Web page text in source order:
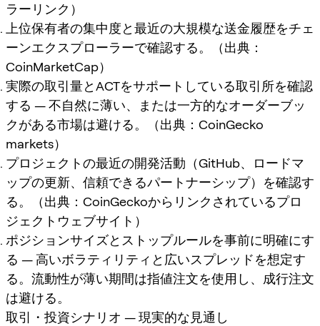
ラーリンク）
上位保有者の集中度と最近の大規模な送金履歴をチェ
ーンエクスプローラーで確認する。（出典：
CoinMarketCap）
実際の取引量とACTをサポートしている取引所を確認
する — 不自然に薄い、または一方的なオーダーブッ
クがある市場は避ける。（出典：CoinGecko
markets）
プロジェクトの最近の開発活動（GitHub、ロードマ
ップの更新、信頼できるパートナーシップ）を確認す
る。（出典：CoinGeckoからリンクされているプロ
ジェクトウェブサイト）
ポジションサイズとストップルールを事前に明確にす
る — 高いボラティリティと広いスプレッドを想定す
る。流動性が薄い期間は指値注文を使用し、成行注文
は避ける。
取引・投資シナリオ — 現実的な見通し